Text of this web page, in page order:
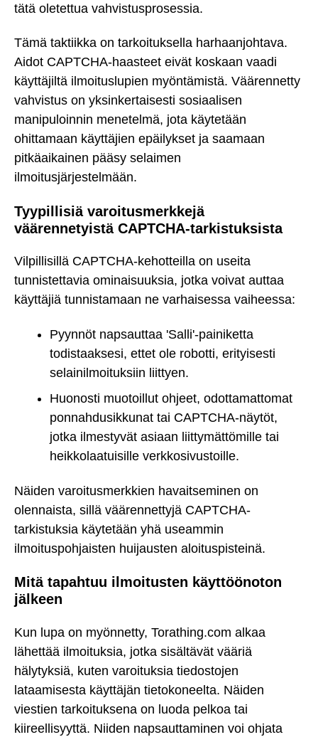
tätä oletettua vahvistusprosessia.
Tämä taktiikka on tarkoituksella harhaanjohtava.
Aidot CAPTCHA-haasteet eivät koskaan vaadi
käyttäjiltä ilmoituslupien myöntämistä. Väärennetty
vahvistus on yksinkertaisesti sosiaalisen
manipuloinnin menetelmä, jota käytetään
ohittamaan käyttäjien epäilykset ja saamaan
pitkäaikainen pääsy selaimen
ilmoitusjärjestelmään.
Tyypillisiä varoitusmerkkejä
väärennetyistä CAPTCHA-tarkistuksista
Vilpillisillä CAPTCHA-kehotteilla on useita
tunnistettavia ominaisuuksia, jotka voivat auttaa
käyttäjiä tunnistamaan ne varhaisessa vaiheessa:
Pyynnöt napsauttaa 'Salli'-painiketta
todistaaksesi, ettet ole robotti, erityisesti
selainilmoituksiin liittyen.
Huonosti muotoillut ohjeet, odottamattomat
ponnahdusikkunat tai CAPTCHA-näytöt,
jotka ilmestyvät asiaan liittymättömille tai
heikkolaatuisille verkkosivustoille.
Näiden varoitusmerkkien havaitseminen on
olennaista, sillä väärennettyjä CAPTCHA-
tarkistuksia käytetään yhä useammin
ilmoituspohjaisten huijausten aloituspisteinä.
Mitä tapahtuu ilmoitusten käyttöönoton
jälkeen
Kun lupa on myönnetty, Torathing.com alkaa
lähettää ilmoituksia, jotka sisältävät vääriä
hälytyksiä, kuten varoituksia tiedostojen
lataamisesta käyttäjän tietokoneelta. Näiden
viestien tarkoituksena on luoda pelkoa tai
kiireellisyyttä. Niiden napsauttaminen voi ohjata